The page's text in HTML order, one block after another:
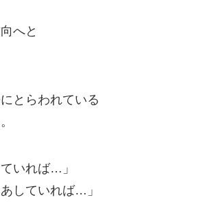
へと
とらわれている
いれば…」
していれば…」